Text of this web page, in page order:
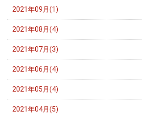
2021年09月(1)
2021年08月(4)
2021年07月(3)
2021年06月(4)
2021年05月(4)
2021年04月(5)